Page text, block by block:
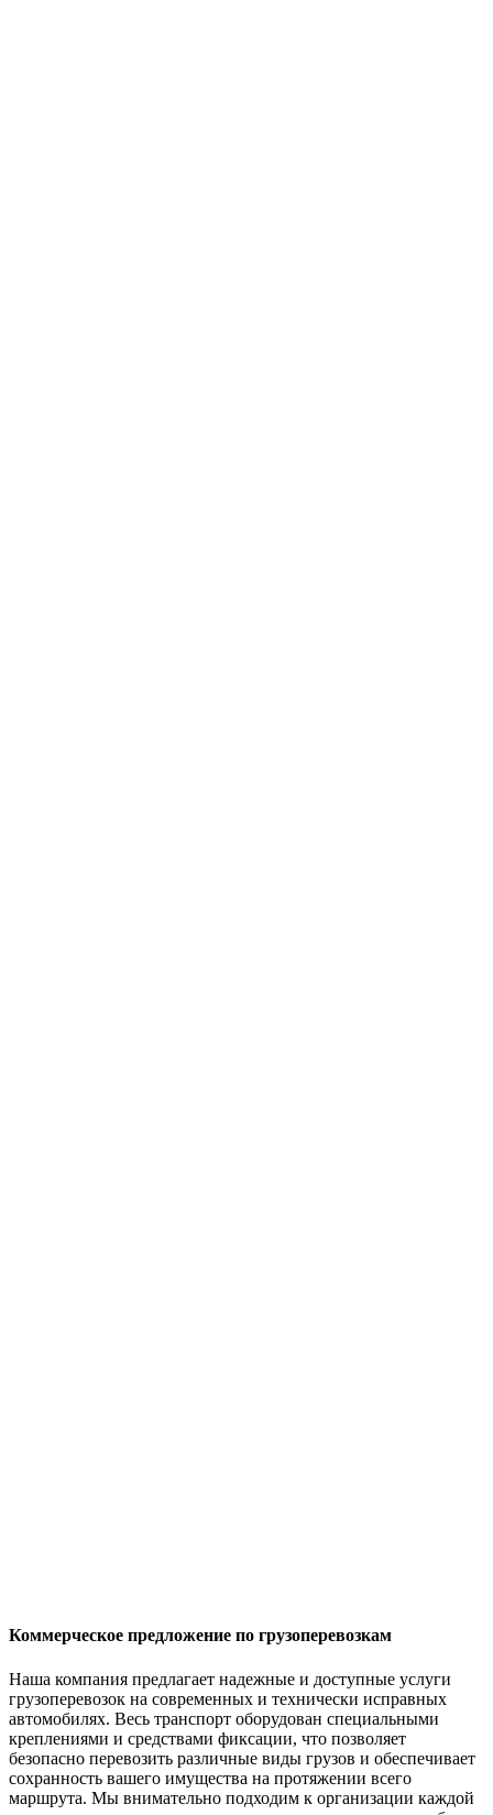
Коммерческое предложение по грузоперевозкам
Наша компания предлагает надежные и доступные услуги
грузоперевозок на современных и технически исправных
автомобилях. Весь транспорт оборудован специальными
креплениями и средствами фиксации, что позволяет
безопасно перевозить различные виды грузов и обеспечивает
сохранность вашего имущества на протяжении всего
маршрута. Мы внимательно подходим к организации каждой